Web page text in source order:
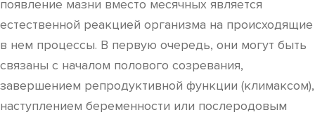
появление мазни вместо месячных является
естественной реакцией организма на происходящие
в нем процессы. В первую очередь, они могут быть
связаны с началом полового созревания,
завершением репродуктивной функции (климаксом),
наступлением беременности или послеродовым